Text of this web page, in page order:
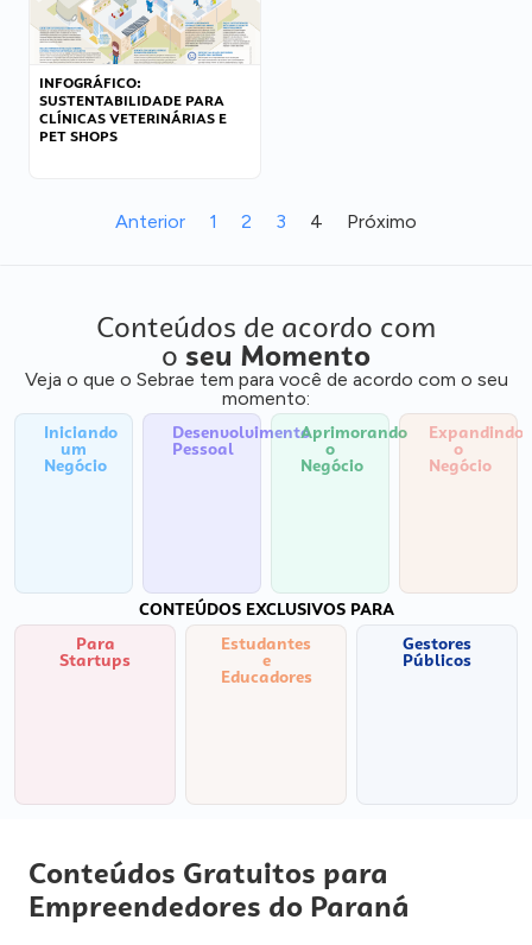
INFOGRÁFICO:
SUSTENTABILIDADE PARA
CLÍNICAS VETERINÁRIAS E
PET SHOPS
Anterior 1 2 3 4 Próximo
Conteúdos de acordo com
o seu Momento
Veja o que o Sebrae tem para você de acordo com o seu
momento:
Iniciando
um
Negócio
Desenvolvimento
Pessoal
Aprimorando
o
Negócio
Expandindo
o
Negócio
CONTEÚDOS EXCLUSIVOS PARA
Para
Startups
Estudantes
e
Educadores
Gestores
Públicos
Conteúdos Gratuitos para
Empreendedores do Paraná